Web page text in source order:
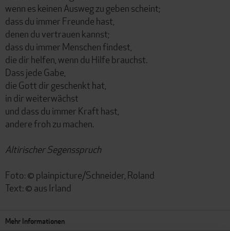
wenn es keinen Ausweg zu geben scheint;
dass du immer Freunde hast,
denen du vertrauen kannst;
dass du immer Menschen findest,
die dir helfen, wenn du Hilfe brauchst.
Dass jede Gabe,
die Gott dir geschenkt hat,
in dir weiterwächst
und dass du immer Kraft hast,
andere froh zu machen.
Altirischer Segensspruch
Foto: © plainpicture/Schneider, Roland
Text: © aus Irland
Mehr Informationen